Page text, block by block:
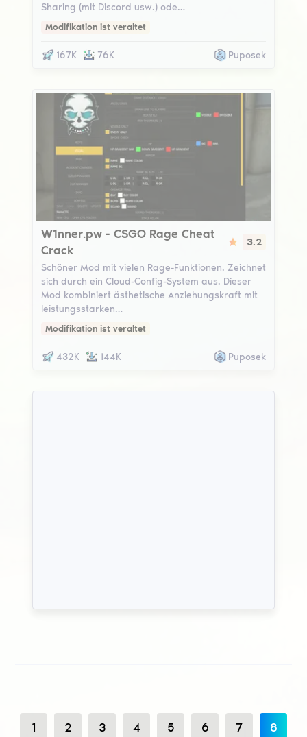
Sharing (mit Discord usw.) ode…
Modifikation ist veraltet
167K 76K Puposek
W1nner.pw
W1nner.pw - CSGO Rage Cheat
Crack
3.2
Schöner Mod mit vielen Rage-Funktionen. Zeichnet
sich durch ein Cloud-Config-System aus. Dieser
Mod kombiniert ästhetische Anziehungskraft mit
leistungsstarken…
Modifikation ist veraltet
432K 144K Puposek
1 2 3 4 5 6 7 8